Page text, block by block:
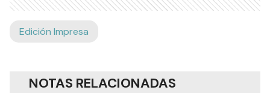
Edición Impresa
NOTAS RELACIONADAS